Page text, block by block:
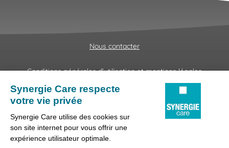
Nous contacter
Conditions générales d'utilisation et mentions légales
Fraudes & Hameçonnages
Lanceur d'alertes